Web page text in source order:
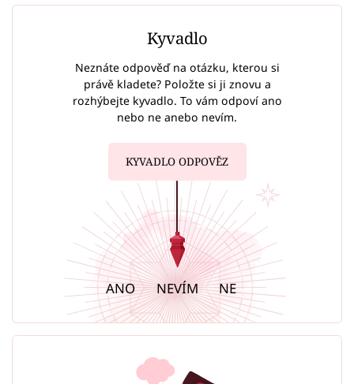
Kyvadlo
Neznáte odpověď na otázku, kterou si
právě kladete? Položte si ji znovu a
rozhýbejte kyvadlo. To vám odpoví ano
nebo ne anebo nevím.
KYVADLO ODPOVĚZ
ANO NEVÍM NE